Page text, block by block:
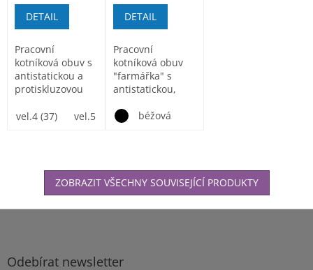
DETAIL
Pracovní
kotníková obuv s
antistatickou a
protiskluzovou
rezistentní...
vel.4 (37) vel.5 (38) vel.6 (39)
DETAIL
Pracovní
kotníková obuv
"farmářka" s
antistatickou,
gumovou
béžová
ZOBRAZIT VŠECHNY SOUVISEJÍCÍ PRODUKTY
Z
Odebírat newsletter